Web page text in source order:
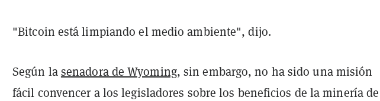
"Bitcoin está limpiando el medio ambiente", dijo.
Según lasenadora de Wyoming, sin embargo, no ha sido una misión
fácil convencer a los legisladores sobre los beneficios de la minería de